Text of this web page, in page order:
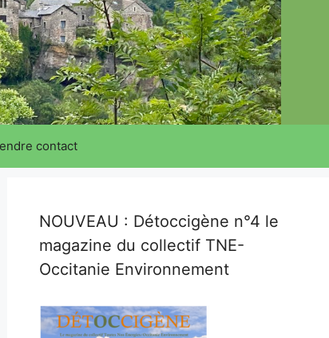
contact
NOUVEAU : Détoccigène n°4 le
magazine du collectif TNE-
Occitanie Environnement